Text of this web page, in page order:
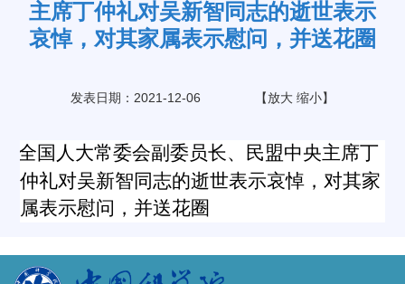
主席丁仲礼对吴新智同志的逝世表示
哀悼，对其家属表示慰问，并送花圈
发表日期：2021-12-06 【放大 缩小】
全国人大常委会副委员长、民盟中央主席丁
仲礼对吴新智同志的逝世表示哀悼，对其家
属表示慰问，并送花圈